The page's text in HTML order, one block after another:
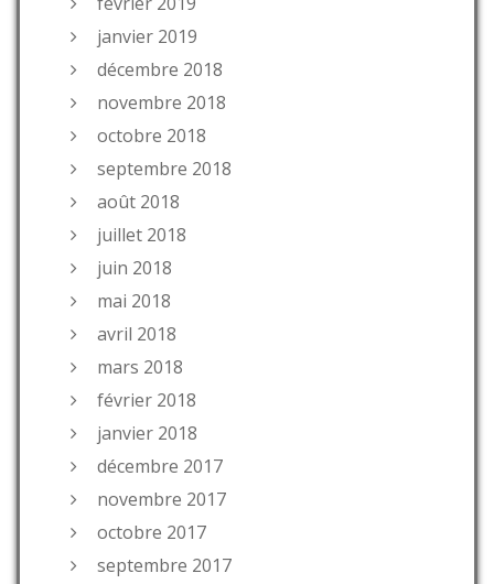
janvier 2019
décembre 2018
novembre 2018
octobre 2018
septembre 2018
août 2018
juillet 2018
juin 2018
mai 2018
avril 2018
mars 2018
février 2018
janvier 2018
décembre 2017
novembre 2017
octobre 2017
septembre 2017